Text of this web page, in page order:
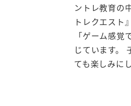
ントレ教育の
トレクエスト
「ゲーム感
じています。
ても楽しみに